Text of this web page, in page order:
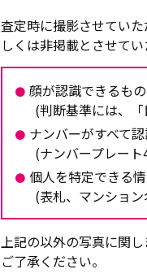
査定時に撮影させてい
しくは非掲載とさせてい
顔が認識できるもの
(判断基準には、
ナンバーがすべて
(ナンバープレー
個人を特定できる
(表札、マンショ
上記の以外の写真に関
ご了承ください。